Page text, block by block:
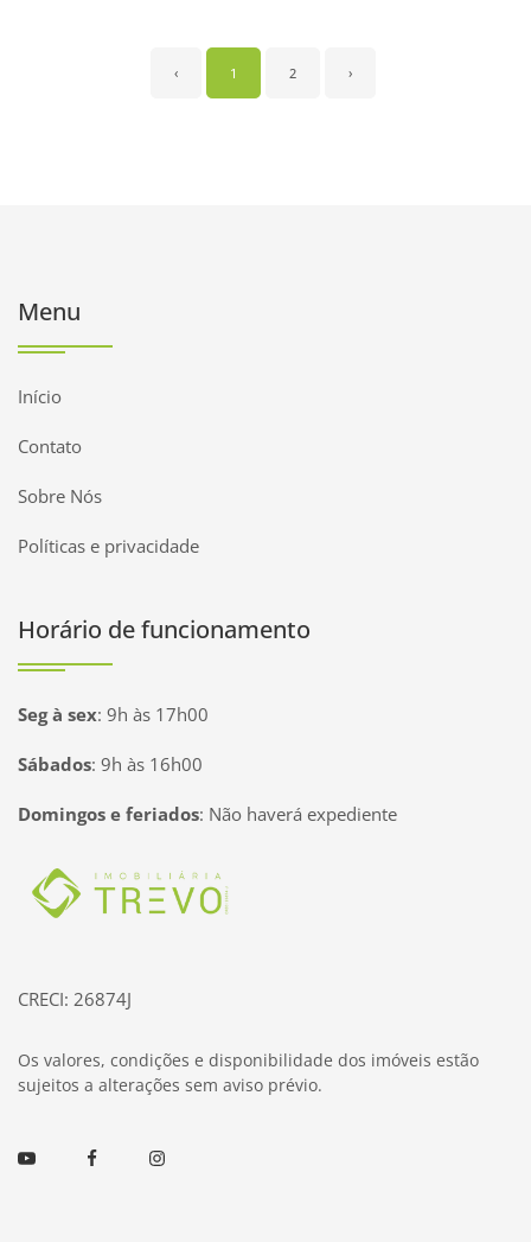
‹ 1 2 ›
Menu
Início
Contato
Sobre Nós
Políticas e privacidade
Horário de funcionamento
Seg à sex: 9h às 17h00
Sábados: 9h às 16h00
Domingos e feriados: Não haverá expediente
Página inicial
CRECI: 26874J
Os valores, condições e disponibilidade dos imóveis estão
sujeitos a alterações sem aviso prévio.
Youtube FacebookInstagram